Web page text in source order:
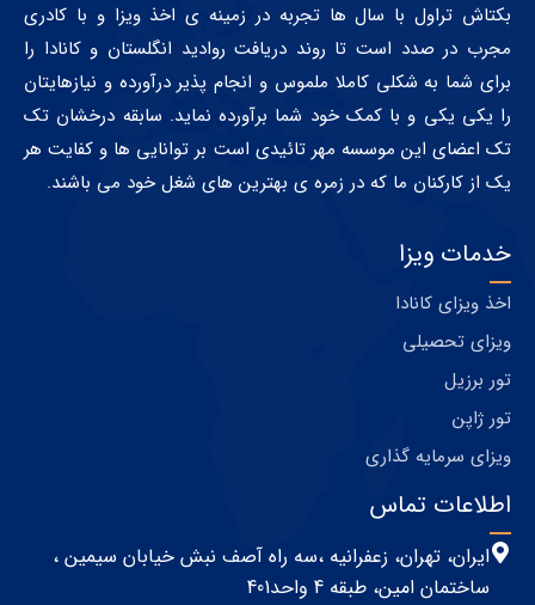
بکتاش تراول با سال ها تجربه در زمینه ی اخذ ویزا و با کادری
مجرب در صدد است تا روند دریافت روادید انگلستان و کانادا را
برای شما به شکلی کاملا ملموس و انجام پذیر درآورده و نیازهایتان
را یکی یکی و با کمک خود شما برآورده نماید. سابقه درخشان تک
تک اعضای این موسسه مهر تائیدی است بر توانایی ها و کفایت هر
یک از کارکنان ما که در زمره ی بهترین های شغل خود می باشند.
خدمات ویزا
اخذ ویزای کانادا
ویزای تحصیلی
تور برزیل
تور ژاپن
ویزای سرمایه گذاری
اطلاعات تماس
ایران، تهران، زعفرانیه ،سه راه آصف نبش خیابان سیمین ،
ساختمان امین، طبقه 4 واحد401